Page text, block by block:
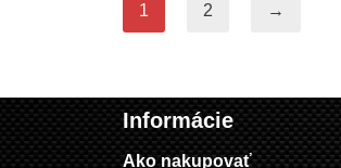
1 2 →
Informácie
Ako nakupovať